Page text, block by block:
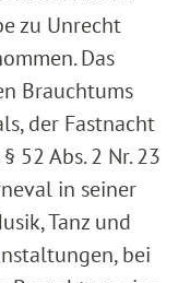
zu Unrecht
Das
Brauchtums
der Fastnacht
52 Abs. 2 Nr. 23
in seiner
Tanz und
bei